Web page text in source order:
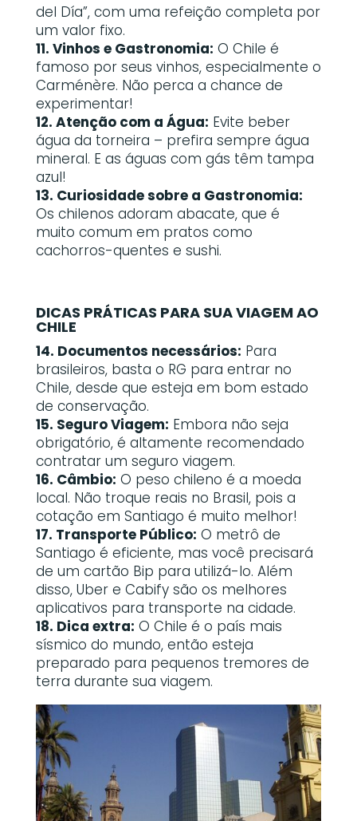
del Día”, com uma refeição completa por
um valor fixo.
11. Vinhos e Gastronomia: O Chile é
famoso por seus vinhos, especialmente o
Carménère. Não perca a chance de
experimentar!
12. Atenção com a Água: Evite beber
água da torneira – prefira sempre água
mineral. E as águas com gás têm tampa
azul!
13. Curiosidade sobre a Gastronomia:
Os chilenos adoram abacate, que é
muito comum em pratos como
cachorros-quentes e sushi.
DICAS PRÁTICAS PARA SUA VIAGEM AO
CHILE
14. Documentos necessários: Para
brasileiros, basta o RG para entrar no
Chile, desde que esteja em bom estado
de conservação.
15. Seguro Viagem: Embora não seja
obrigatório, é altamente recomendado
contratar um seguro viagem.
16. Câmbio: O peso chileno é a moeda
local. Não troque reais no Brasil, pois a
cotação em Santiago é muito melhor!
17. Transporte Público: O metrô de
Santiago é eficiente, mas você precisará
de um cartão Bip para utilizá-lo. Além
disso, Uber e Cabify são os melhores
aplicativos para transporte na cidade.
18. Dica extra: O Chile é o país mais
sísmico do mundo, então esteja
preparado para pequenos tremores de
terra durante sua viagem.